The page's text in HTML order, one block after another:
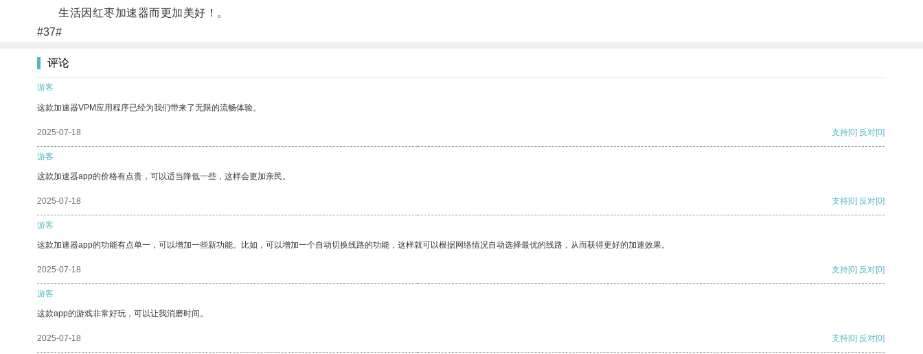
生活因红枣加速器而更加美好！。
#37#
评论
游客
这款加速器VPM应用程序已经为我们带来了无限的流畅体验。
2025-07-18 支持[0] 反对[0]
游客
这款加速器app的价格有点贵，可以适当降低一些，这样会更加亲民。
2025-07-18 支持[0] 反对[0]
游客
这款加速器app的功能有点单一，可以增加一些新功能。比如，可以增加一个自动切换线路的功能，这样就可以根据网络情况自动选择最优的线路，从而获得更好的加速效果。
2025-07-18 支持[0] 反对[0]
游客
这款app的游戏非常好玩，可以让我消磨时间。
2025-07-18 支持[0] 反对[0]